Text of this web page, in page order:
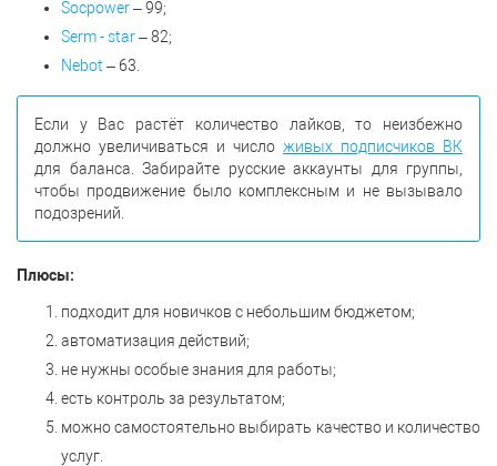
Socpower– 99;
Serm - star– 82;
Nebot – 63.
Если у Вас растёт количество лайков, то неизбежно
должно увеличиваться и число живых подписчиков ВК
для баланса. Забирайте русские аккаунты для группы,
чтобы продвижение было комплексным и не вызывало
подозрений.
Плюсы:
подходит для новичков с небольшим бюджетом;
автоматизация действий;
не нужны особые знания для работы;
есть контроль за результатом;
можно самостоятельно выбирать качество и количество
услуг.